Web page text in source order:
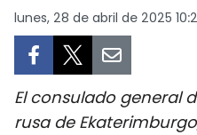
SALUD
lunes, 28 de abril de 2025
El consulado general
rusa de